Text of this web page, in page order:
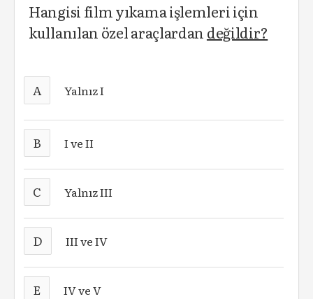
Hangisi film yıkama işlemleri için
kullanılan özel araçlardan değildir?
A Yalnız I
B I ve II
C Yalnız III
D III ve IV
E IV ve V